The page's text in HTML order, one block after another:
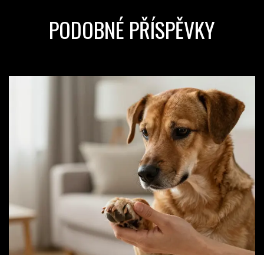
PODOBNÉ PŘÍSPĚVKY